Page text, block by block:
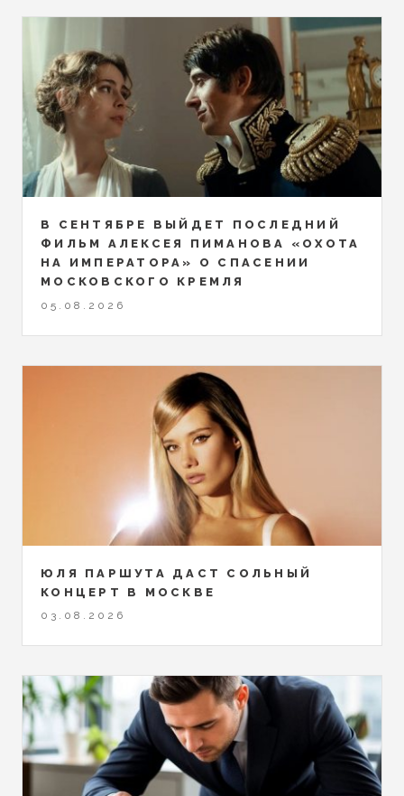
В СЕНТЯБРЕ ВЫЙДЕТ ПОСЛЕДНИЙ
ФИЛЬМ АЛЕКСЕЯ ПИМАНОВА «ОХОТА
НА ИМПЕРАТОРА» О СПАСЕНИИ
МОСКОВСКОГО КРЕМЛЯ
05.08.2026
ЮЛЯ ПАРШУТА ДАСТ СОЛЬНЫЙ
КОНЦЕРТ В МОСКВЕ
03.08.2026